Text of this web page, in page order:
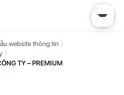
website thông tin
TY – PREMIUM